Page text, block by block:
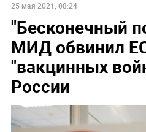
25 мая 2021, 08:24
"Бесконечный
МИД обвинил
"вакцинных
России